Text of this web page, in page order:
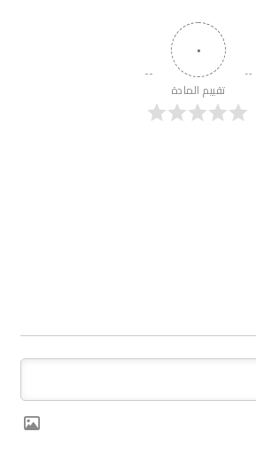
٠
تقييم المادة